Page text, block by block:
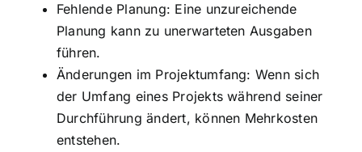
Fehlende Planung: Eine unzureichende
Planung kann zu unerwarteten Ausgaben
führen.
Änderungen im Projektumfang: Wenn sich
der Umfang eines Projekts während seiner
Durchführung ändert, können Mehrkosten
entstehen.